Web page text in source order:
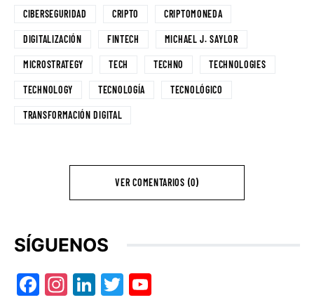
CIBERSEGURIDAD CRIPTO CRIPTOMONEDA
DIGITALIZACIÓN FINTECH MICHAEL J. SAYLOR
MICROSTRATEGY TECH TECHNO TECHNOLOGIES
TECHNOLOGY TECNOLOGÍA TECNOLÓGICO
TRANSFORMACIÓN DIGITAL
VER COMENTARIOS (0)
SÍGUENOS
Facebook
Instagram
LinkedIn
Twitter